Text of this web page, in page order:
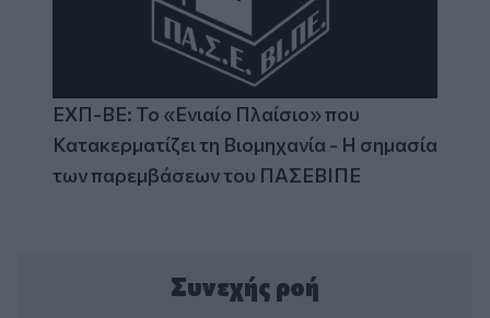
ΕΧΠ-ΒΕ: Το «Ενιαίο Πλαίσιο» που
Κατακερματίζει τη Βιομηχανία - Η σημασία
των παρεμβάσεων του ΠΑΣΕΒΙΠΕ
Συνεχής ροή